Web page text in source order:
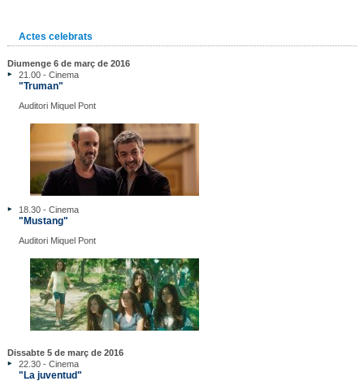
Actes celebrats
Diumenge 6 de març de 2016
21.00 - Cinema
"Truman"
Auditori Miquel Pont
18.30 - Cinema
"Mustang"
Auditori Miquel Pont
Dissabte 5 de març de 2016
22.30 - Cinema
"La juventud"